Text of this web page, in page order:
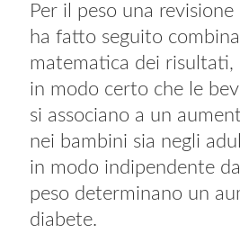
Per il peso una
ha fatto seguito
matematica dei
in modo certo che le
si associano a un
nei bambini sia negli
in modo indipendente
peso determinano un
diabete.